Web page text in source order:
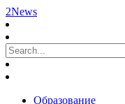
2News
Образование